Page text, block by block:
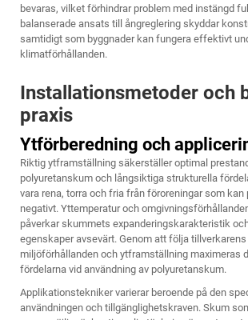
bevaras, vilket förhindrar problem med instängd
balanserade ansats till ångreglering skyddar
samtidigt som byggnader kan fungera effektivt
klimatförhållanden.
Installationsmetoder och
praxis
Ytförberedning och
Riktig ytframställning säkerställer optimal
polyuretanskum och långsiktiga strukturella
vara rena, torra och fria från föroreningar som kan
negativt. Yttemperatur och
påverkar skummets expanderingskarakteristik
egenskaper avsevärt. Genom att följa
miljöförhållanden och ytframställning maximeras
fördelarna vid användning av polyuretanskum.
Applikationstekniker varierar beroende på den
användningen och tillgänglighetskraven. Skum